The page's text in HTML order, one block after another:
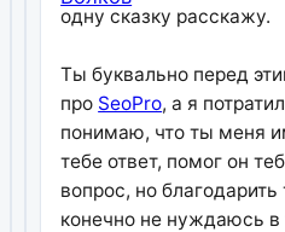
одну сказку расскажу.
Ты буквально перед
про SeoPro, а я
понимаю, что ты меня
тебе ответ, помог он
вопрос, но
конечно не нуждаюсь в